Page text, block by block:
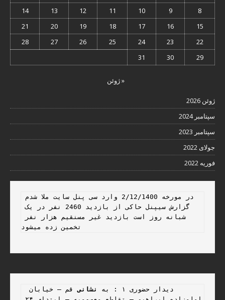
8
9
10
11
12
13
14
15
16
17
18
19
20
21
22
23
24
25
26
27
28
29
30
31
« ژوئن
ژوئن 2026
سپتامبر 2024
سپتامبر 2023
جولای 2022
فوریه 2022
گزارش سیپنل حاکی از بازدید 2460 نفر در یک
دیدار حضوری ۱ : به نشانی